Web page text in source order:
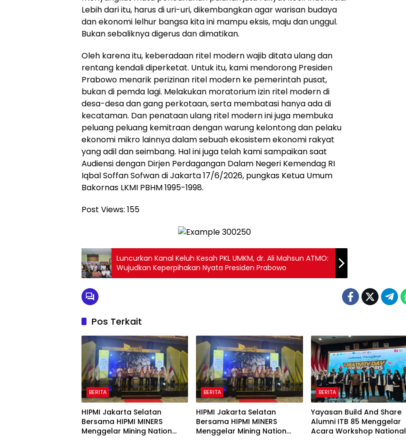
Lebih dari itu, harus di uri-uri, dikembangkan agar warisan budaya
dan ekonomi lelhur bangsa kita ini mampu eksis, maju dan unggul.
Bukan sebaliknya digerus dan dimatikan.
Oleh karena itu, keberadaan ritel modern wajib ditata ulang dan
rentang kendali diperketat. Untuk itu, kami mendorong Presiden
Prabowo menarik perizinan ritel modern ke pemerintah pusat,
bukan di pemda lagi. Melakukan moratorium izin ritel modern di
desa-desa dan gang perkotaan, serta membatasi hanya ada di
kecataman. Dan penataan ulang ritel modern ini juga membuka
peluang peluang kemitraan dengan warung kelontong dan pelaku
ekonomi mikro lainnya dalam sebuah ekosistem ekonomi rakyat
yang adil dan seimbang. Hal ini juga telah kami sampaikan saat
Audiensi dengan Dirjen Perdagangan Dalam Negeri Kemendag RI
Iqbal Soffan Sofwan di Jakarta 17/6/2026, pungkas Ketua Umum
Bakornas LKMI PBHM 1995-1998.
Post Views: 155
Luncurkan Kanal Keluh Kesah PKL UMKM, dr. Ali Mahsun ATMO:
Wujudkan Keperpihakan Nyata Presiden Prabowo
Pos Terkait
BERITA
HIPMI Jakarta Selatan
Bersama HIPMI MINERS
Menggelar Mining Nation
BERITA
HIPMI Jakarta Selatan
Bersama HIPMI MINERS
Menggelar Mining Nation
BERITA
Yayasan Build And Share
Alumni ITB 85 Menggelar
Acara Workshop National